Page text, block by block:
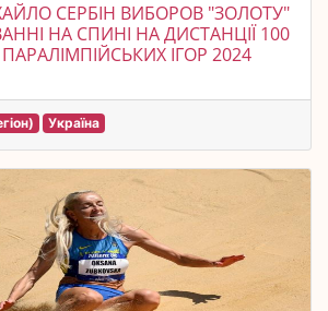
СЕРБІН ВИБОРОВ "ЗОЛОТУ"
НА СПИНІ НА ДИСТАНЦІЇ 100
ІГОР 2024
Україна